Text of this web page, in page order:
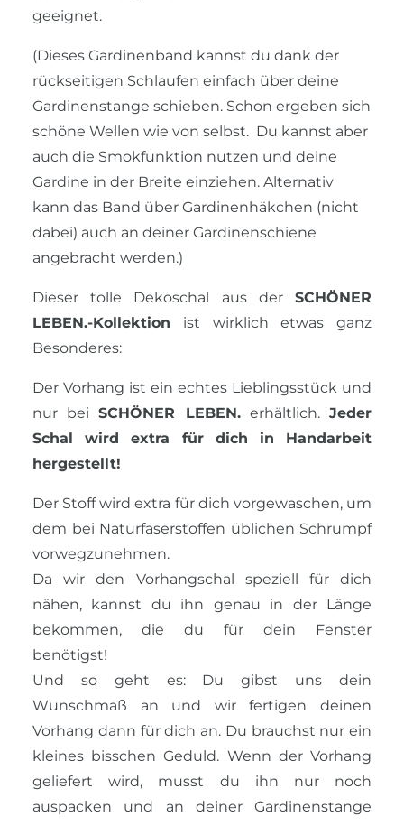
geeignet.
(Dieses Gardinenband kannst du dank der
rückseitigen Schlaufen einfach über deine
Gardinenstange schieben. Schon ergeben sich
schöne Wellen wie von selbst. Du kannst aber
auch die Smokfunktion nutzen und deine
Gardine in der Breite einziehen. Alternativ
kann das Band über Gardinenhäkchen (nicht
dabei) auch an deiner Gardinenschiene
angebracht werden.)
Dieser tolle Dekoschal aus der SCHÖNER
LEBEN.-Kollektion ist wirklich etwas ganz
Besonderes:
Der Vorhang ist ein echtes Lieblingsstück und
nur beiSCHÖNER LEBEN.erhältlich.Jeder
Schal wird extra für dich in Handarbeit
hergestellt!
Der Stoff wird extra für dich vorgewaschen, um
dem bei Naturfaserstoffen üblichen Schrumpf
vorwegzunehmen.
Da wir den Vorhangschal speziell für dich
nähen, kannst du ihn genau in der Länge
bekommen, die du für dein Fenster
benötigst!
Und so geht es: Du gibst uns dein
Wunschmaß an und wir fertigen deinen
Vorhang dann für dich an. Du brauchst nur ein
kleines bisschen Geduld. Wenn der Vorhang
geliefert wird, musst du ihn nur noch
auspacken und an deiner Gardinenstange